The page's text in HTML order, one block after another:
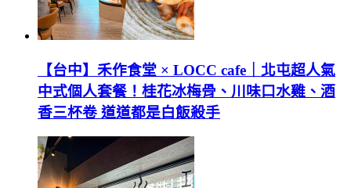
【台中】禾作食堂 × LOCC cafe｜北屯超人氣
中式個人套餐！桂花冰梅骨、川味口水雞、酒
香三杯卷 道道都是白飯殺手